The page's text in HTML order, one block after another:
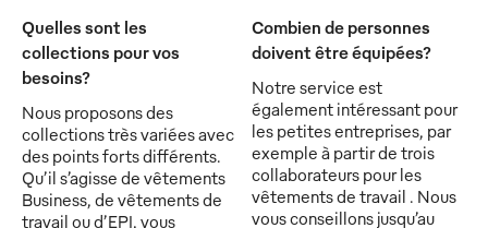
Quelles sont les
collections pour vos
besoins?
Nous proposons des
collections très variées avec
des points forts différents.
Qu’il s’agisse de vêtements
Business, de vêtements de
travail ou d’EPI, vous
Combien de personnes
doivent être équipées?
Notre service est
également intéressant pour
les petites entreprises, par
exemple à partir de trois
collaborateurs pour les
vêtements de travail . Nous
vous conseillons jusqu’au